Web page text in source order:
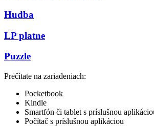
Hudba
LP platne
Puzzle
Prečítate na zariadeniach:
Pocketbook
Kindle
Smartfón či tablet s príslušnou
Počítač s príslušnou aplikáciou